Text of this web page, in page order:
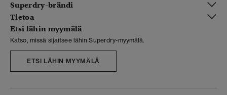
Superdry-brändi
Tietoa
Etsi lähin myymälä
Katso, missä sijaitsee lähin Superdry-myymälä.
ETSI LÄHIN MYYMÄLÄ